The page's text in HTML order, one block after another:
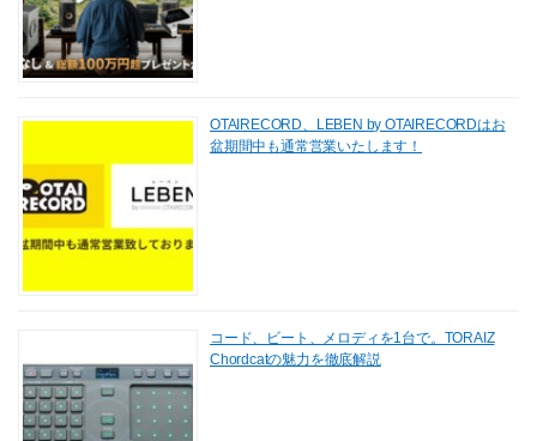
OTAIRECORD、LEBEN by OTAIRECORDはお
盆期間中も通常営業いたします！
コード、ビート、メロディを1台で。TORAIZ
Chordcatの魅力を徹底解説